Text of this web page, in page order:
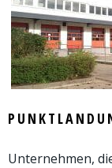
Unternehmen,